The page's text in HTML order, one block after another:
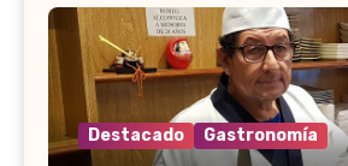
Destacado Gastronomía